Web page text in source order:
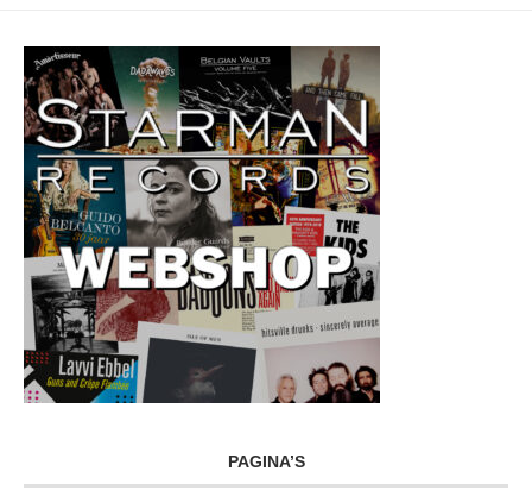
PAGINA’S